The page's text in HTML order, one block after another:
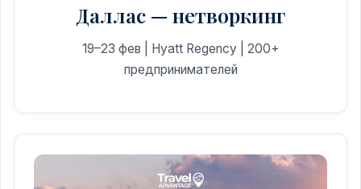
Даллас — нетворкинг
19–23 фев | Hyatt Regency | 200+
предпринимателей